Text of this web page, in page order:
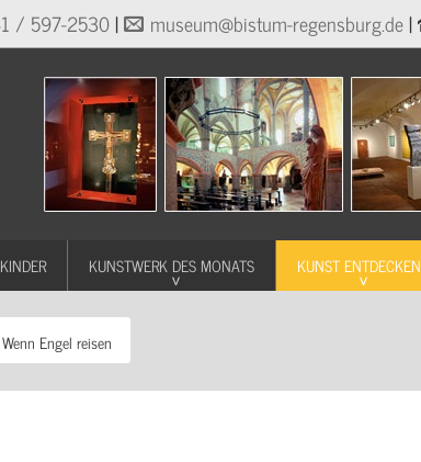
/ 597-2530| museum@bistum-regensburg.de|
KUNSTWERK DES MONATS KUNST ENTDECKEN
Wenn Engel reisen